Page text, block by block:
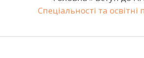
Спеціальності та